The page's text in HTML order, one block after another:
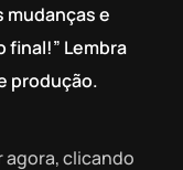
mudanças e
final!” Lembra
produção.
agora, clicando